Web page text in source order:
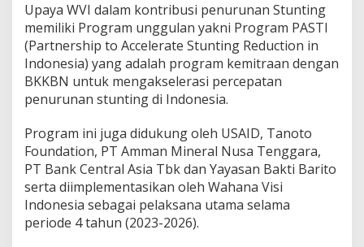
Upaya WVI dalam kontribusi penurunan Stunting
memiliki Program unggulan yakni Program PASTI
(Partnership to Accelerate Stunting Reduction in
Indonesia) yang adalah program kemitraan dengan
BKKBN untuk mengakselerasi percepatan
penurunan stunting di Indonesia.
Program ini juga didukung oleh USAID, Tanoto
Foundation, PT Amman Mineral Nusa Tenggara,
PT Bank Central Asia Tbk dan Yayasan Bakti Barito
serta diimplementasikan oleh Wahana Visi
Indonesia sebagai pelaksana utama selama
periode 4 tahun (2023-2026).